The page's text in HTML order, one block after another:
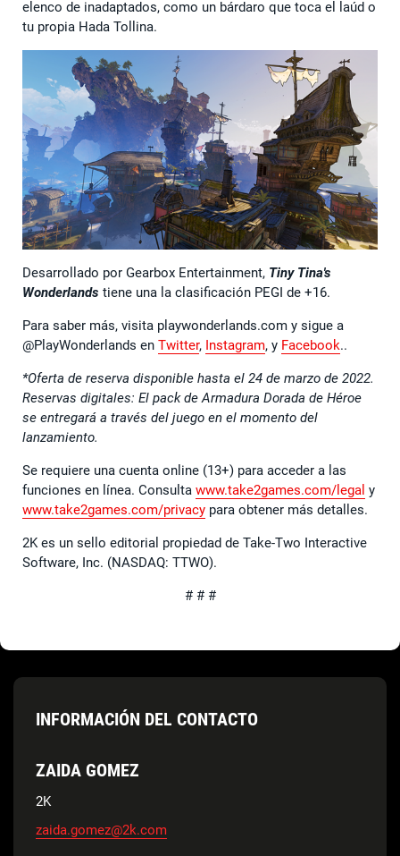
elenco de inadaptados, como un bárdaro que toca el laúd o
tu propia Hada Tollina.
Desarrollado por Gearbox Entertainment, Tiny Tina's
Wonderlands tiene una la clasificación PEGI de +16.
Para saber más, visita playwonderlands.com y sigue a
@PlayWonderlands en Twitter, Instagram, y Facebook..
*Oferta de reserva disponible hasta el 24 de marzo de 2022.
Reservas digitales: El pack de Armadura Dorada de Héroe
se entregará a través del juego en el momento del
lanzamiento.
Se requiere una cuenta online (13+) para acceder a las
funciones en línea. Consulta www.take2games.com/legal y
www.take2games.com/privacy para obtener más detalles.
2K es un sello editorial propiedad de Take-Two Interactive
Software, Inc. (NASDAQ: TTWO).
# # #
INFORMACIÓN DEL CONTACTO
ZAIDA GOMEZ
2K
zaida.gomez@2k.com